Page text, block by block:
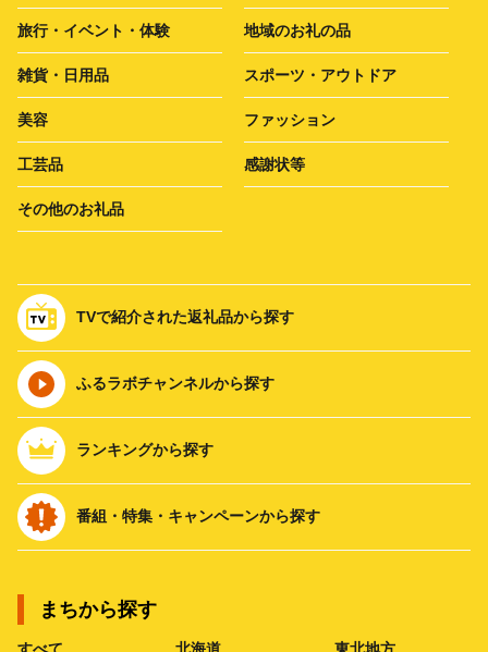
旅行・イベント・体験 地域のお礼の品
雑貨・日用品 スポーツ・アウトドア
美容 ファッション
工芸品 感謝状等
その他のお礼品
TVで紹介された返礼品から探す
ふるラボチャンネルから探す
ランキングから探す
番組・特集・キャンペーンから探す
まちから探す